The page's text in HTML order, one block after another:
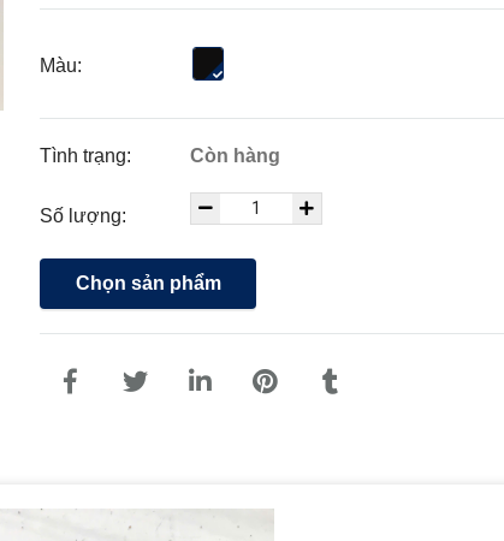
Màu:
Tình trạng: Còn hàng
Số lượng:
Chọn sản phẩm